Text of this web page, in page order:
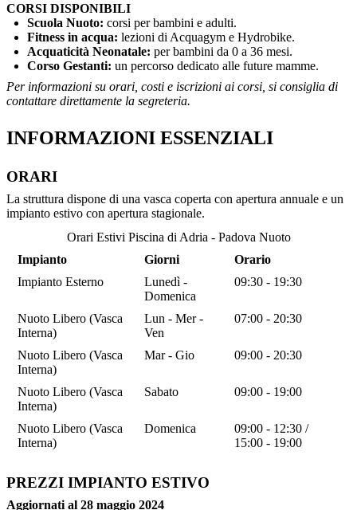
CORSI DISPONIBILI
Scuola Nuoto: corsi per bambini e adulti.
Fitness in acqua: lezioni di Acquagym e Hydrobike.
Acquaticità Neonatale: per bambini da 0 a 36 mesi.
Corso Gestanti: un percorso dedicato alle future mamme.
Per informazioni su orari, costi e iscrizioni ai corsi, si consiglia di
contattare direttamente la segreteria.
INFORMAZIONI ESSENZIALI
ORARI
La struttura dispone di una vasca coperta con apertura annuale e un
impianto estivo con apertura stagionale.
Orari Estivi Piscina di Adria - Padova Nuoto
Impianto
Giorni
Orario
Impianto Esterno
Lunedì -
Domenica
09:30 - 19:30
Nuoto Libero (Vasca
Interna)
Lun - Mer -
Ven
07:00 - 20:30
Nuoto Libero (Vasca
Interna)
Mar - Gio 09:00 - 20:30
Nuoto Libero (Vasca
Interna)
Sabato 09:00 - 19:00
Nuoto Libero (Vasca
Interna)
Domenica
09:00 - 12:30 /
15:00 - 19:00
PREZZI IMPIANTO ESTIVO
Aggiornati al 28 maggio 2024